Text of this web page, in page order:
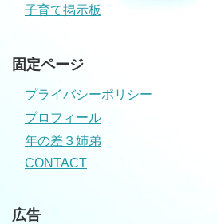
子育て掲示板
固定ページ
プライバシーポリシー
プロフィール
年の差３姉弟
CONTACT
広告